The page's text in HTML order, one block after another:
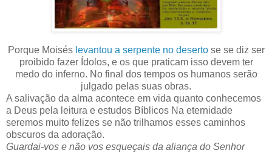
Porque Moiséslevantou a serpente no deserto se se diz ser
proibido fazer Ídolos, e os que praticam isso devem ter
medo do inferno. No final dos tempos os humanos serão
julgado pelas suas obras.
A salivação da alma acontece em vida quanto conhecemos
a Deus pela leitura e estudos Bíblicos Na eternidade
seremos muito felizes se não trilhamos esses caminhos
obscuros da adoração.
Guardai-vos e não vos esqueçais da aliança do Senhor